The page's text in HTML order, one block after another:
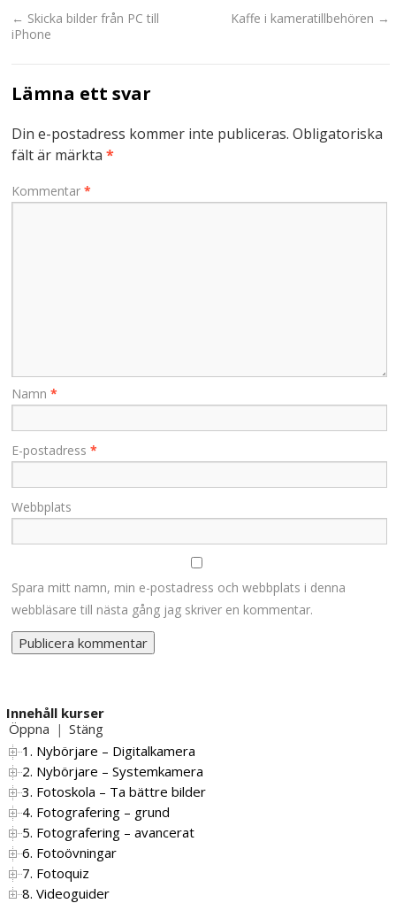
← Skicka bilder från PC till
iPhone
Kaffe i kameratillbehören →
Lämna ett svar
Din e-postadress kommer inte publiceras. Obligatoriska
fält är märkta *
Kommentar *
Namn *
E-postadress *
Webbplats
Spara mitt namn, min e-postadress och webbplats i denna
webbläsare till nästa gång jag skriver en kommentar.
Innehåll kurser
Öppna | Stäng
1. Nybörjare – Digitalkamera
2. Nybörjare – Systemkamera
3. Fotoskola – Ta bättre bilder
4. Fotografering – grund
5. Fotografering – avancerat
6. Fotoövningar
7. Fotoquiz
8. Videoguider